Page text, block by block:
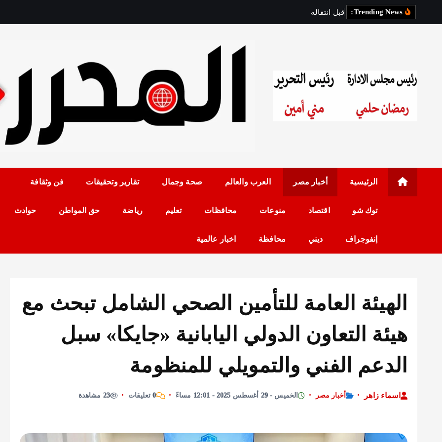
م
قبل نتقاله
رئيس مجلس الإدارة: رمضان حلمي رئيس
الرئيسية أخبار مصر العرب والعالم صحة وجمال تقارير وتحقيقات فن وثقافة
توك شو اقتصاد منوعات محافظات تعليم رياضة حق المواطن حوادث
إنفوجراف ديني محافظة اخبار عالمية
الهيئة العامة للتأمين الصحي الشامل تبحث مع
هيئة التعاون الدولي اليابانية «جايكا» سبل
الدعم الفني والتمويلي للمنظومة
اسماء زاهر أخبار مصر الخميس - 29 أغسطس 2025 - 12:01 مساءً 0 تعليقات 23 مشاهدة